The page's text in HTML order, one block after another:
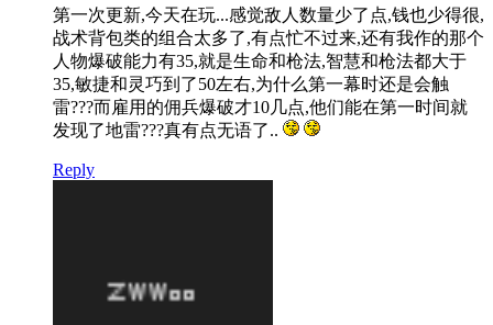
第一次更新,今天在玩...感觉敌人数量少了点,钱也少得很,
战术背包类的组合太多了,有点忙不过来,还有我作的那个
人物爆破能力有35,就是生命和枪法,智慧和枪法都大于
35,敏捷和灵巧到了50左右,为什么第一幕时还是会触
雷???而雇用的佣兵爆破才10几点,他们能在第一时间就
发现了地雷???真有点无语了..
Reply